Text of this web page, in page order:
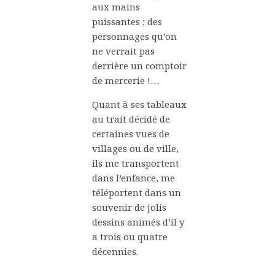
aux mains
puissantes ; des
personnages qu’on
ne verrait pas
derrière un comptoir
de mercerie !…
Quant à ses tableaux
au trait décidé de
certaines vues de
villages ou de ville,
ils me transportent
dans l’enfance, me
téléportent dans un
souvenir de jolis
dessins animés d’il y
a trois ou quatre
décennies.